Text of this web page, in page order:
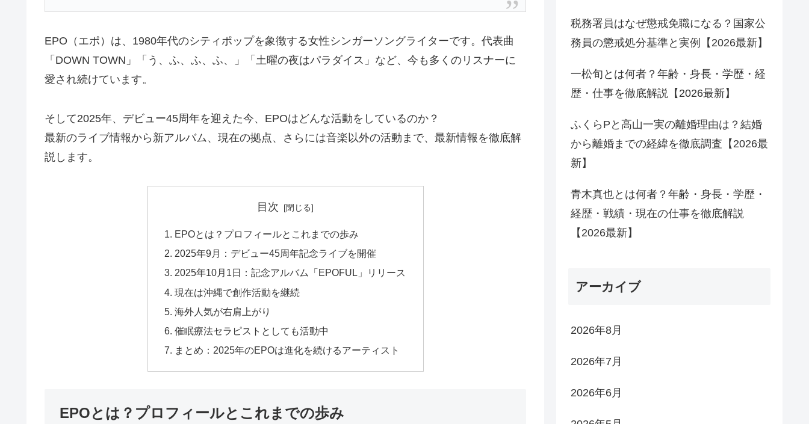
EPO（エポ）は、1980年代のシティポップを象徴する女性シンガーソングライターです。代表曲
「DOWN TOWN」「う、ふ、ふ、ふ、」「土曜の夜はパラダイス」など、今も多くのリスナーに
愛され続けています。
そして2025年、デビュー45周年を迎えた今、EPOはどんな活動をしているのか？
最新のライブ情報から新アルバム、現在の拠点、さらには音楽以外の活動まで、最新情報を徹底解
説します。
目次
EPOとは？プロフィールとこれまでの歩み
2025年9月：デビュー45周年記念ライブを開催
2025年10月1日：記念アルバム「EPOFUL」リリース
現在は沖縄で創作活動を継続
海外人気が右肩上がり
催眠療法セラピストとしても活動中
まとめ：2025年のEPOは進化を続けるアーティスト
EPOとは？プロフィールとこれまでの歩み
税務署員はなぜ懲戒免職になる？国家公
務員の懲戒処分基準と実例【2026最新】
一松旬とは何者？年齢・身長・学歴・経
歴・仕事を徹底解説【2026最新】
ふくらPと高山一実の離婚理由は？結婚
から離婚までの経緯を徹底調査【2026最
新】
青木真也とは何者？年齢・身長・学歴・
経歴・戦績・現在の仕事を徹底解説
【2026最新】
アーカイブ
2026年8月
2026年7月
2026年6月